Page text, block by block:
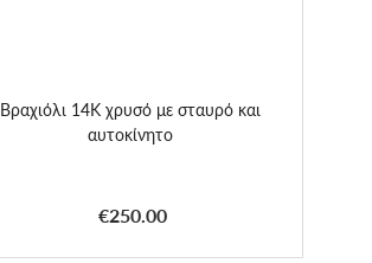
Βραχιόλι 14K χρυσό με σταυρό και
αυτοκίνητο
€250.00